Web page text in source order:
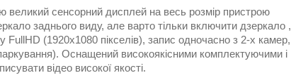
великий сенсорний дисплей на весь розмір пристрою
заднього виду, але варто тільки включити дзеркало ,
FullHD (1920x1080 пікселів), запис одночасно з 2-х камер,
Оснащений високоякісними комплектуючими і
відео високої якості.